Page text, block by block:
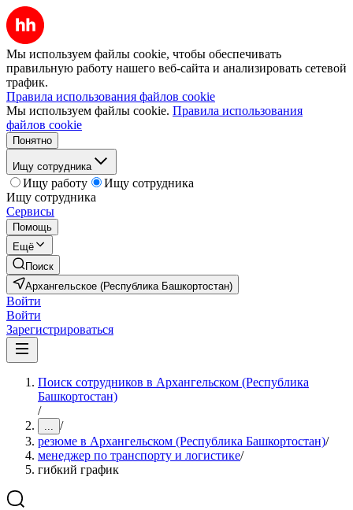
Мы используем файлы cookie, чтобы обеспечивать
правильную работу нашего веб-сайта и анализировать сетевой
трафик.
Правила использования файлов cookie
Мы используем файлы cookie. Правила использования
файлов cookie
Понятно
Ищу сотрудника
Ищу работу
Ищу сотрудника
Ищу сотрудника
Сервисы
Помощь
Ещё
Поиск
Архангельское (Республика Башкортостан)
Войти
Войти
Зарегистрироваться
Поиск сотрудников в Архангельском (Республика
Башкортостан)
/
... /
резюме в Архангельском (Республика Башкортостан)/
менеджер по транспорту и логистике/
гибкий график